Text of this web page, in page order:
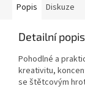
Popis Diskuze
Detailní
Pohodlné a
kreativitu,
se štětcovým